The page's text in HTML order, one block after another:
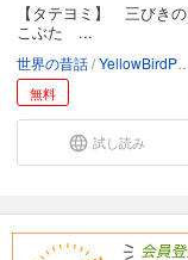
【タテヨミ】 三びきの
こぶた ...
世界の昔話 YellowBirdProject
無料
試し読み